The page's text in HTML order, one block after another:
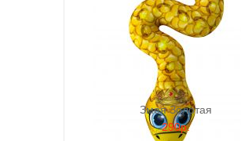
Змея Золотая
290р.